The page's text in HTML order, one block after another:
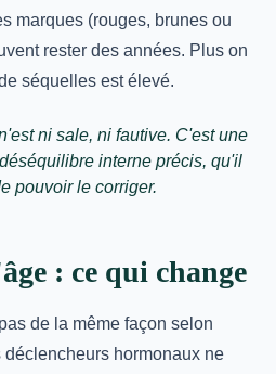
marques (rouges, brunes ou
rester des années. Plus on
séquelles est élevé.
ni sale, ni fautive. C'est une
interne précis, qu'il
pouvoir le corriger.
: ce qui change
de la même façon selon
hormonaux ne